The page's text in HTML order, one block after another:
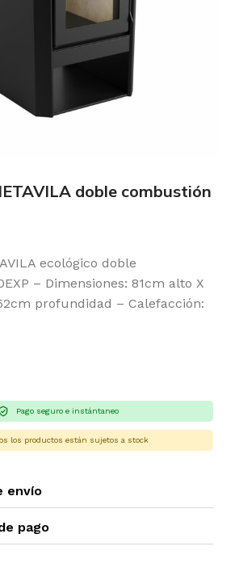
doble combustión
ecológico doble
– Dimensiones: 81cm alto X
profundidad – Calefacción:
Pago seguro e instántaneo
los productos están sujetos a stock
envío
pago